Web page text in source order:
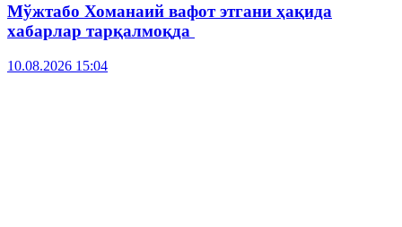
Мўжтабо Хоманаий вафот этгани ҳақида
хабарлар тарқалмоқда
10.08.2026 15:04